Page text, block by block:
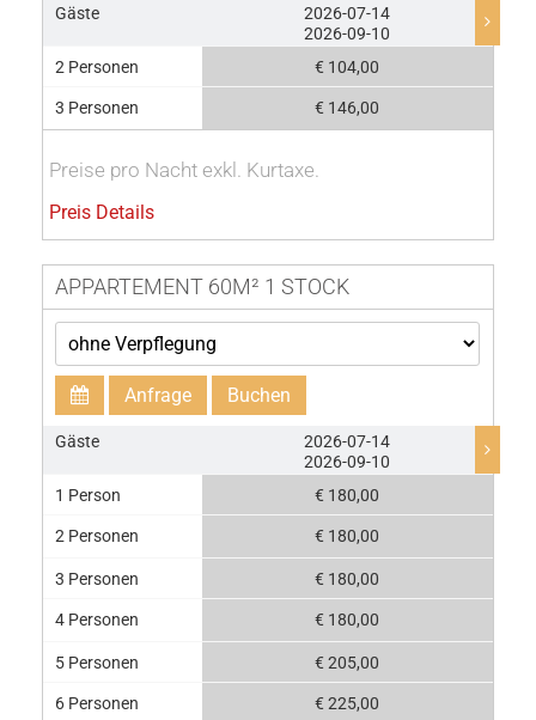
Gäste
2 Personen
3 Personen
2026-07-14
2026-09-10
€ 104,00
€ 146,00
Preise pro Nacht exkl. Kurtaxe.
Preis Details
APPARTEMENT 60M² 1 STOCK
Anfrage Buchen
Gäste
1 Person
2 Personen
3 Personen
4 Personen
5 Personen
6 Personen
2026-07-14
2026-09-10
€ 180,00
€ 180,00
€ 180,00
€ 180,00
€ 205,00
€ 225,00